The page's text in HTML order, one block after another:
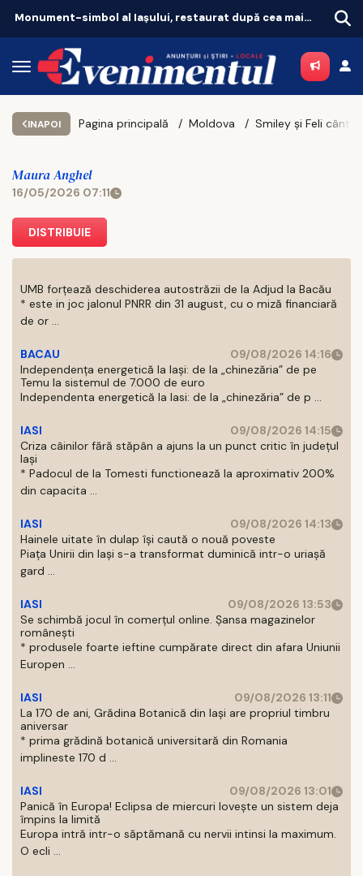
Monument-simbol al Iaşului, restaurat după cea mai amplă intervenţie
INAPOI Pagina principală Moldova
Maura Anghel
16/05/2026 07:11
DISTRIBUIE
UMB forțează deschiderea autostrăzii de la Adjud la Bacău
* este in joc jalonul PNRR din 31 august, cu o miză financiară
de or ...
BACAU
09/08/2026 14:16
Independența energetică la Iași: de la „chinezăria” de pe
Temu la sistemul de 7.000 de euro
Independenta energetică la Iasi: de la „chinezăria” de p ...
IASI
09/08/2026 14:15
Criza câinilor fără stăpân a ajuns la un punct critic în județul
Iași
* Padocul de la Tomesti functionează la aproximativ 200%
din capacita ...
IASI
09/08/2026 14:13
Hainele uitate în dulap îşi caută o nouă poveste
Piaţa Unirii din Iaşi s-a transformat duminică intr-o uriaşă
gard ...
IASI
09/08/2026 13:53
Se schimbă jocul în comerțul online. Șansa magazinelor
românești
* produsele foarte ieftine cumpărate direct din afara Uniunii
Europen ...
IASI
09/08/2026 13:11
La 170 de ani, Grădina Botanică din Iași are propriul timbru
aniversar
* prima grădină botanică universitară din Romania
implineste 170 d ...
IASI
09/08/2026 13:01
Panică în Europa! Eclipsa de miercuri lovește un sistem deja
împins la limită
Europa intră intr-o săptămană cu nervii intinsi la maximum.
O ecli ...